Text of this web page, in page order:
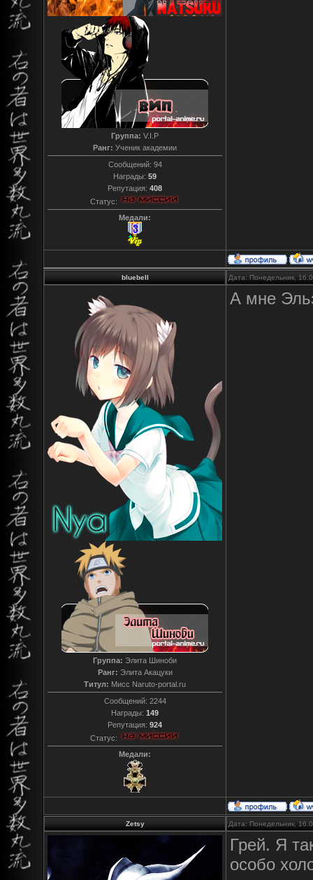
Группа: V.I.P
Ранг: Ученик академии
Сообщений: 94
Награды: 59
Репутация: 408
Статус:
Медали:
bluebell Дата: Понедельник,
Группа: Элита Шиноби
Ранг: Элита Акацуки
Титул: Мисс Naruto-portal.ru
Сообщений: 2244
Награды: 149
Репутация: 924
Статус:
Медали:
А мне
Zetsy Дата: Понедельник,
Грей. Я
особо